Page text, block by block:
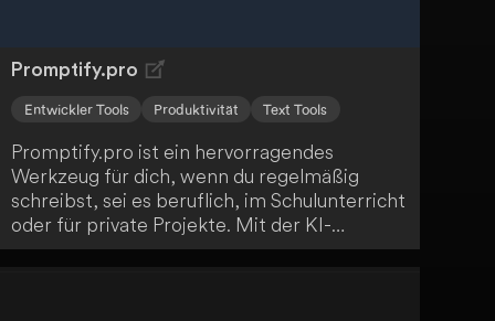
Promptify.pro
Entwickler Tools Produktivität Text Tools
Promptify.pro ist ein hervorragendes
Werkzeug für dich, wenn du regelmäßig
schreibst, sei es beruflich, im Schulunterricht
oder für private Projekte. Mit der KI-
Unterstützung werden dir alternative